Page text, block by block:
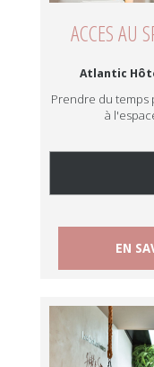
ACCES AU
Atlantic
Prendre du temps
à
EN